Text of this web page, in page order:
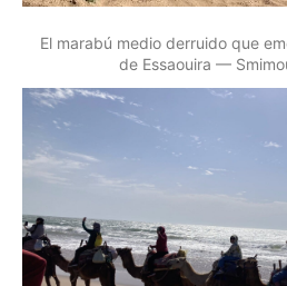
El marabú medio derruido que
de Essaouira —